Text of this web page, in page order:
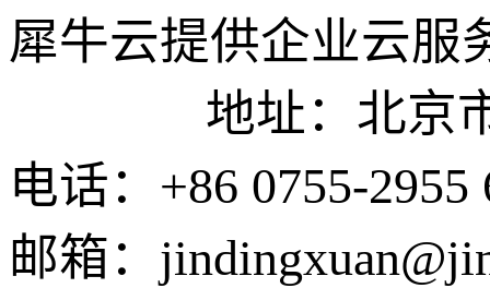
犀牛云提供企业云服
地址：北京市东
电话：+86 0755-2955
邮箱：